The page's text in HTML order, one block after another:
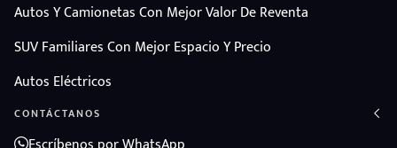
Autos Y Camionetas Con Mejor Valor De Reventa
SUV Familiares Con Mejor Espacio Y Precio
Autos Eléctricos
CONTÁCTANOS